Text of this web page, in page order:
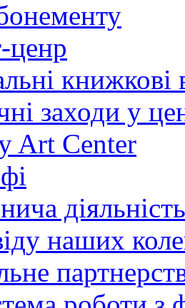
ценр
книжкові
заходи у
Art Center
діяльність
наших